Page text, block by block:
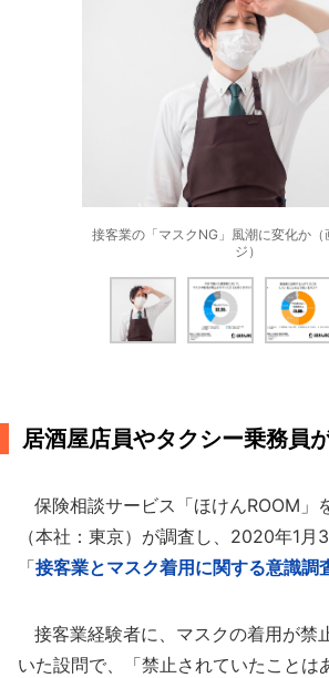
接客業の「マスクNG」風潮に変化か（
ジ）
居酒屋店員やタクシー乗務員
保険相談サービス「ほけんROOM」
（本社：東京）が調査し、2020年1月
「接客業とマスク着用に関する意識調
接客業経験者に、マスクの着用が禁
いた設問で、「禁止されていたことは